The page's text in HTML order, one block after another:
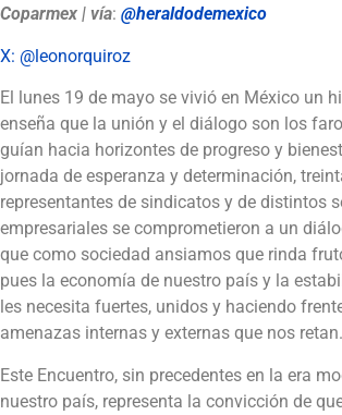
Coparmex | vía: @heraldodemexico
X: @leonorquiroz
El lunes 19 de mayo se vivió en México un
enseña que la unión y el diálogo son los
guían hacia horizontes de progreso y
jornada de esperanza y determinación,
representantes de sindicatos y de distintos
empresariales se comprometieron a un
que como sociedad ansiamos que rinda
pues la economía de nuestro país y la
les necesita fuertes, unidos y haciendo
amenazas internas y externas que nos retan.
Este Encuentro, sin precedentes en la era
nuestro país, representa la convicción de